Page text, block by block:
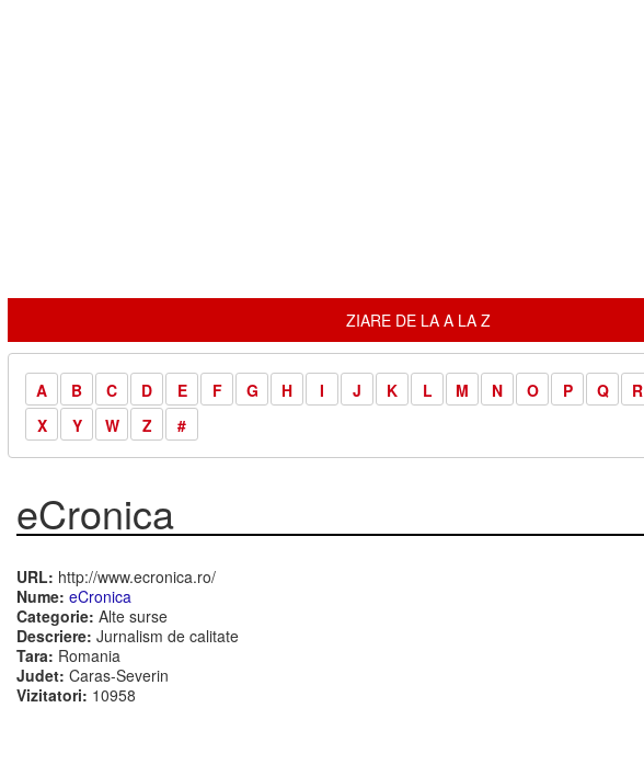
ZIARE DE LA A LA Z
A B C D E F G H I J K L M N O P Q R
X
Y W Z #
eCronica
URL: http://www.ecronica.ro/
Nume: eCronica
Categorie: Alte surse
Descriere: Jurnalism de calitate
Tara: Romania
Judet: Caras-Severin
Vizitatori: 10958